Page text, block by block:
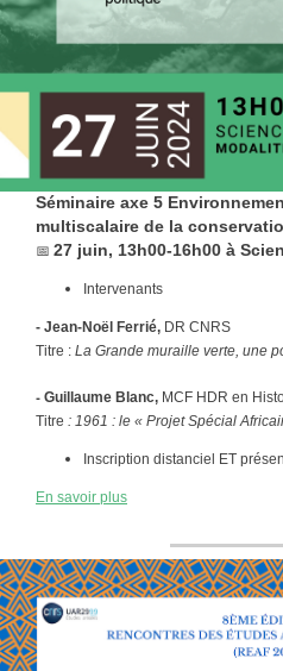
Séminaire axe 5
multiscalaire de la
📅 27 juin, 13h00-16h00 à
Intervenants
- Jean-Noël Ferrié, DR CNRS
Titre : La Grande muraille verte, une
- Guillaume Blanc, MCF HDR en
Titre : 1961 : le « Projet Spécial
Inscription distanciel ET
En savoir plus